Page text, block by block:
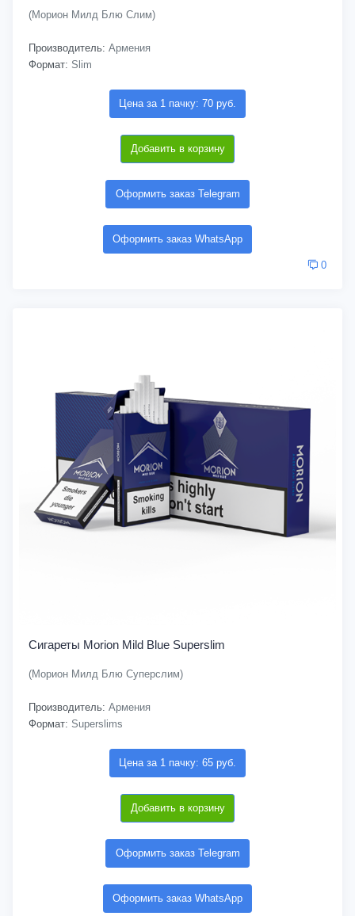
(Морион Милд Блю Слим)
Производитель: Армения
Формат: Slim
Цена за 1 пачку: 70 руб.
Добавить в корзину
Оформить заказ Telegram
Оформить заказ WhatsApp
0
Сигареты Morion Mild Blue Superslim
(Морион Милд Блю Суперслим)
Производитель: Армения
Формат: Superslims
Цена за 1 пачку: 65 руб.
Добавить в корзину
Оформить заказ Telegram
Оформить заказ WhatsApp